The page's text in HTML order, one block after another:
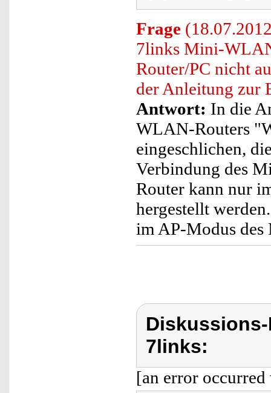
Frage
7links Mini-
Router/PC nicht
der Anleitung zur
Antwort: In die
WLAN-Routers
eingeschlichen,
Verbindung des
Router kann nur
hergestellt
im AP-Modus
7links:
[an error